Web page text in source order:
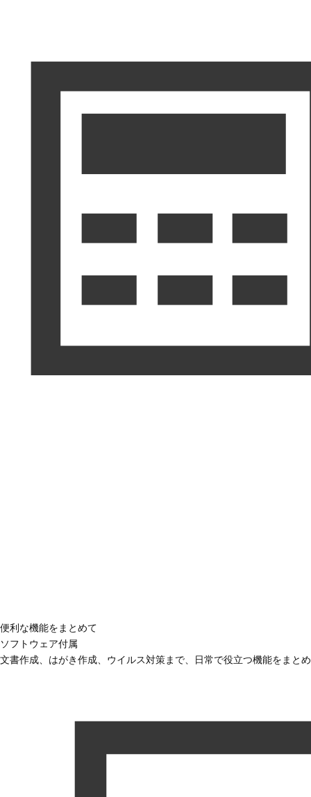
便利な機能をまとめて
ソフトウェア付属
文書作成、はがき作成、ウイルス対策まで、日常で役立つ機能をまと